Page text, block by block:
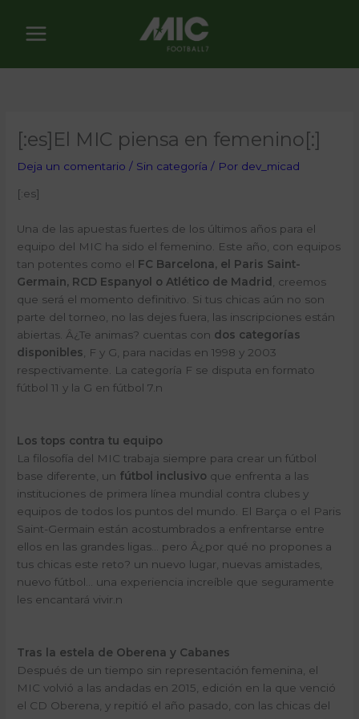
contenido
[:es]El MIC piensa en femenino[:]
Deja un comentario / Sin categoría / Por dev_micad
[:es]
Una de las apuestas fuertes de los últimos años para el
equipo del MIC ha sido el femenino. Este año, con equipos
tan potentes como el FC Barcelona, el Paris Saint-
Germain, RCD Espanyol o Atlético de Madrid , creemos
que será el momento definitivo. Si tus chicas aún no son
parte del torneo, no las dejes fuera, las inscripciones están
abiertas. Â¿Te animas? cuentas con dos categorías
disponibles, F y G, para nacidas en 1998 y 2003
respectivamente. La categoría F se disputa en formato
fútbol 11 y la G en fútbol 7.n
Los tops contra tu equipo
La filosofía del MIC trabaja siempre para crear un fútbol
base diferente, un fútbol inclusivo que enfrenta a las
instituciones de primera línea mundial contra clubes y
equipos de todos los puntos del mundo. El Barça o el Paris
Saint-Germain están acostumbrados a enfrentarse entre
ellos en las grandes ligas… pero Â¿por qué no propones a
tus chicas este reto? un nuevo lugar, nuevas amistades,
nuevo fútbol… una experiencia increíble que seguramente
les encantará vivir.n
Tras la estela de Oberena y Cabanes
Después de un tiempo sin representación femenina, el
MIC volvió a las andadas en 2015, edición en la que venció
el CD Oberena, y repitió el año pasado, con las chicas del